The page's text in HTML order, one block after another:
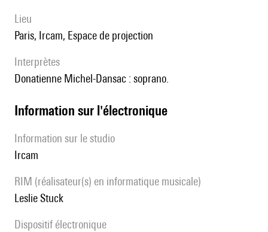
lieu
Paris, Ircam, Espace de projection
interprètes
Donatienne Michel-Dansac : soprano.
Information sur l'électronique
Information sur le studio
Ircam
RIM (réalisateur(s) en informatique musicale)
Leslie Stuck
Dispositif électronique